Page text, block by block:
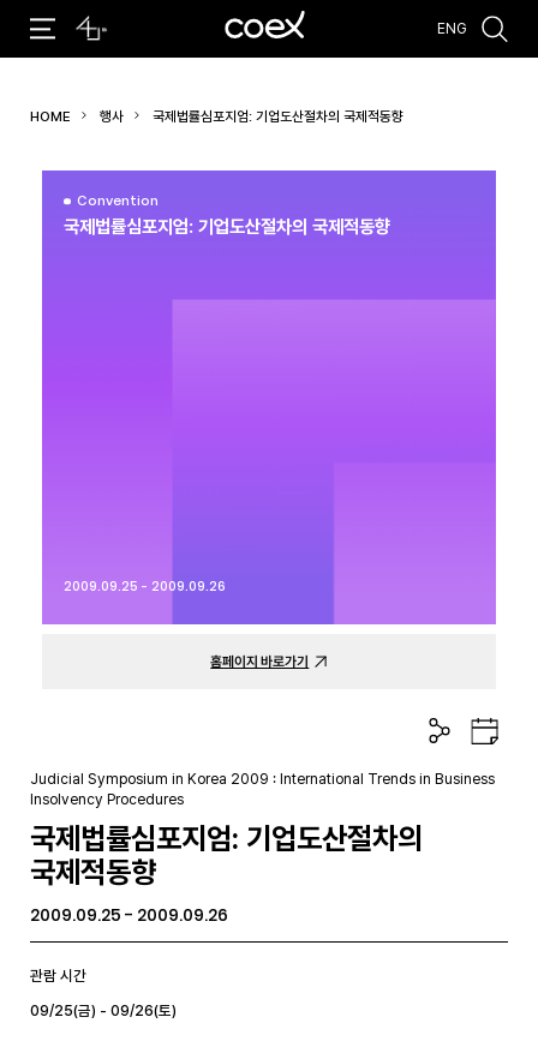
#코엑스 전시 #행사 #주차안내 #편의시설
#오시는 길
ENG
HOME 행사 국제법률심포지엄: 기업도산절차의 국제적동향
Convention
국제법률심포지엄: 기업도산절차의 국제적동향
2009.09.25 - 2009.09.26
홈페이지 바로가기
공
유
하
구
글
캘
Judicial Symposium in Korea 2009 : International Trends in Business
Insolvency Procedures
국제법률심포지엄: 기업도산절차의
국제적동향
2009.09.25 - 2009.09.26
관람 시간
09/25(금) - 09/26(토)